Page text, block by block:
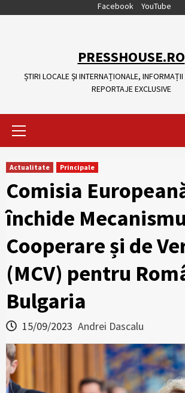
Facebook YouTube
PRESSHOUSE.RO
ȘTIRI LOCALE ȘI INTERNAȚIONALE,
REPORTAJE EXCLUSIVE
Actualitate Principale
Comisia
închide
Cooperare și de
(MCV) pentru
Bulgaria
15/09/2023 Andrei Dascalu